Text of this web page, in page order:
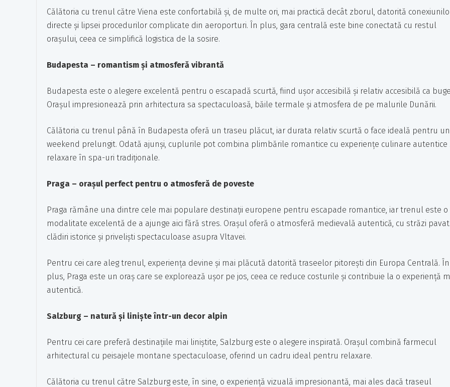
Călătoria cu trenul către Viena este confortabilă și, de multe ori, mai practică decât zborul, datorită
directe și lipsei procedurilor complicate din aeroporturi. În plus, gara centrală este bine conectată cu restul
orașului, ceea ce simplifică logistica de la sosire.
Budapesta – romantism și atmosferă vibrantă
Budapesta este o alegere excelentă pentru o escapadă scurtă, fiind ușor accesibilă și relativ accesibilă ca
Orașul impresionează prin arhitectura sa spectaculoasă, băile termale și atmosfera de pe malurile Dunării.
Călătoria cu trenul până în Budapesta oferă un traseu plăcut, iar durata relativ scurtă o face ideală pentru un
weekend prelungit. Odată ajunși, cuplurile pot combina plimbările romantice cu experiențe culinare autentice
relaxare în spa-uri tradiționale.
Praga – orașul perfect pentru o atmosferă de poveste
Praga rămâne una dintre cele mai populare destinații europene pentru escapade romantice, iar trenul este o
modalitate excelentă de a ajunge aici fără stres. Orașul oferă o atmosferă medievală autentică, cu străzi
clădiri istorice și priveliști spectaculoase asupra Vltavei.
Pentru cei care aleg trenul, experiența devine și mai plăcută datorită traseelor pitorești din Europa Centrală. În
plus, Praga este un oraș care se explorează ușor pe jos, ceea ce reduce costurile și contribuie la o experiență
autentică.
Salzburg – natură și liniște într-un decor alpin
Pentru cei care preferă destinațiile mai liniștite, Salzburg este o alegere inspirată. Orașul combină farmecul
arhitectural cu peisajele montane spectaculoase, oferind un cadru ideal pentru relaxare.
Călătoria cu trenul către Salzburg este, în sine, o experiență vizuală impresionantă, mai ales dacă traseul